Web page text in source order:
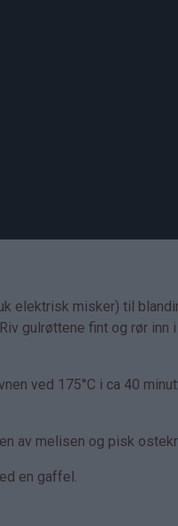
elektrisk misker) til
gulrøttene fint og rør inn
ved 175°C i ca 40
av melisen og pisk
en gaffel.